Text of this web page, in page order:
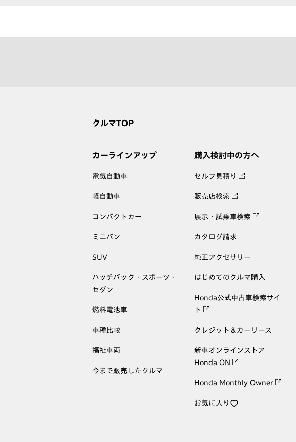
クルマTOP
カーラインアップ
電気自動車
軽自動車
コンパクトカー
ミニバン
SUV
ハッチバック・スポーツ・
セダン
燃料電池車
車種比較
福祉車両
今まで販売したクルマ
購入検討中の方へ
セルフ見積り
販売店検索
展示・試乗車検索
カタログ請求
純正アクセサリー
はじめてのクルマ購入
Honda公式中古車検索サイ
ト
クレジット＆カーリース
新車オンラインストア
Honda ON
Honda Monthly Owner
お気に入り